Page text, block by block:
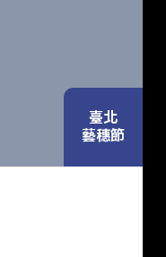
臺北
藝穗節